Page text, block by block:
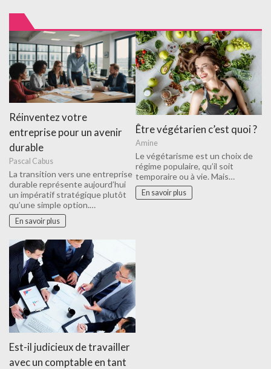
Réinventez votre
entreprise pour un avenir
durable
Pascal Cabus
La transition vers une entreprise
durable représente aujourd’hui
un impératif stratégique plutôt
qu’une simple option.…
En savoir plus
Être végétarien c’est quoi ?
Amine
Le végétarisme est un choix de
régime populaire, qu’il soit
temporaire ou à vie. Mais…
En savoir plus
Est-il judicieux de travailler
avec un comptable en tant